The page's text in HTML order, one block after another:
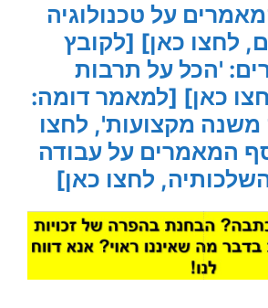
על טכנולוגיה
לחצו כאן] [לקובץ
'הכל על תרבות
כאן] [למאמר דומה:
משנה מקצועות', לחצו
המאמרים על עבודה
לחצו כאן]